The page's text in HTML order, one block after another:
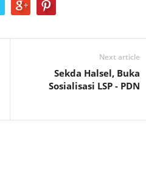
Next article
Sekda Halsel, Buka
Sosialisasi LSP - PDN